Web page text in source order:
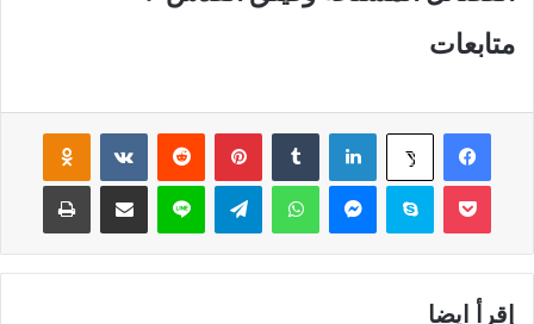
متابعات
فيسبوك ‫X لينكدإن بينتيريست
سكايب واتساب لاين
إقرأ ايضا